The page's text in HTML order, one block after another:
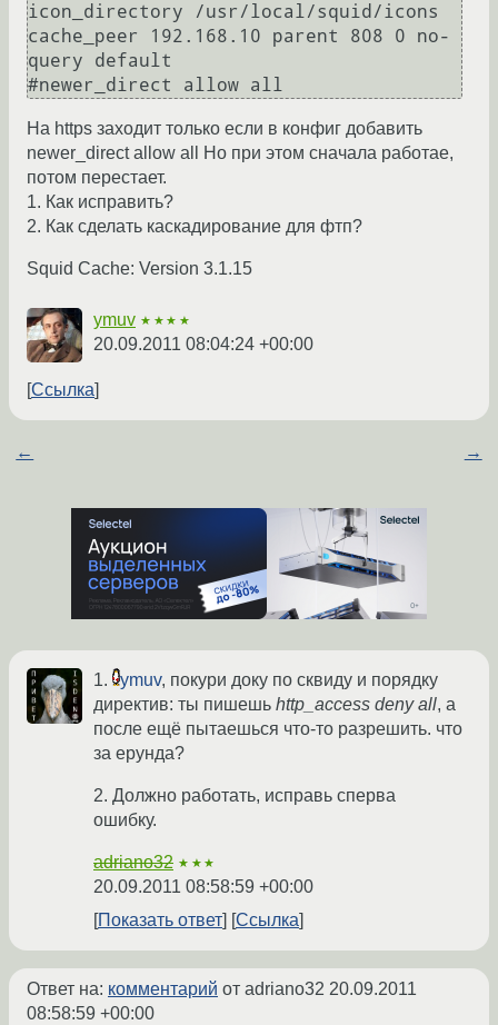
icon_directory /usr/local/squid/icons
cache_peer 192.168.10 parent 808 0 no-
query default
На https заходит только если в конфиг добавить
newer_direct allow all Но при этом сначала работае,
потом перестает.
1. Как исправить?
2. Как сделать каскадирование для фтп?
Squid Cache: Version 3.1.15
ymuv ★★★★
20.09.2011 08:04:24 +00:00
Ссылка
← →
1. ymuv, покури доку по сквиду и порядку
директив: ты пишешь http_access deny all, а
после ещё пытаешься что-то разрешить. что
за ерунда?
2. Должно работать, исправь сперва
ошибку.
adriano32 ★★★
20.09.2011 08:58:59 +00:00
Показать ответ
Ссылка
Ответ на: комментарий от adriano32 20.09.2011
08:58:59 +00:00